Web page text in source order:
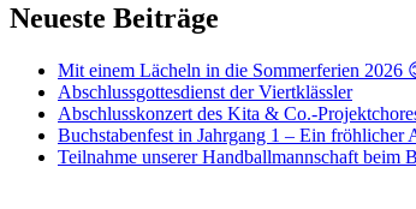
Neueste Beiträge
Mit einem Lächeln in die Sommerferien 2026
Abschlussgottesdienst der Viertklässler
Abschlusskonzert des Kita & Co.-
Buchstabenfest in Jahrgang 1 – Ein fröhlicher
Teilnahme unserer Handballmannschaft beim